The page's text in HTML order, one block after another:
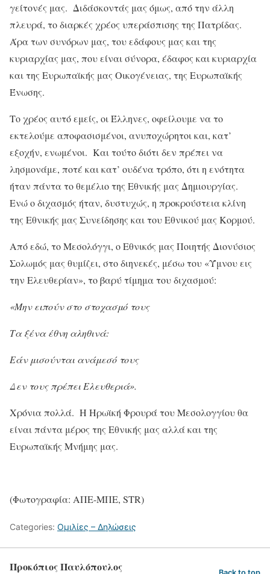
γείτονές μας. Διδάσκοντάς μας όμως, από την άλλη
πλευρά, το διαρκές χρέος υπεράσπισης της Πατρίδας.
Άρα των συνόρων μας, του εδάφους μας και της
κυριαρχίας μας, που είναι σύνορα, έδαφος και κυριαρχία
και της Ευρωπαϊκής μας Οικογένειας, της Ευρωπαϊκής
Ένωσης.
Το χρέος αυτό εμείς, οι Έλληνες, οφείλουμε να το
εκτελούμε αποφασισμένοι, ανυποχώρητοι και, κατ’
εξοχήν, ενωμένοι. Και τούτο διότι δεν πρέπει να
λησμονάμε, ποτέ και κατ’ ουδένα τρόπο, ότι η ενότητα
ήταν πάντα το θεμέλιο της Εθνικής μας Δημιουργίας.
Ενώ ο διχασμός ήταν, δυστυχώς, η προκρούστεια κλίνη
της Εθνικής μας Συνείδησης και του Εθνικού μας Κορμού.
Από εδώ, το Μεσολόγγι, ο Εθνικός μας Ποιητής Διονύσιος
Σολωμός μας θυμίζει, στο διηνεκές, μέσω του «Ύμνου εις
την Ελευθερίαν», το βαρύ τίμημα του διχασμού:
«Μην ειπούν στο στοχασμό τους
Τα ξένα έθνη αληθινά:
Εάν μισούνται ανάμεσό τους
Δεν τους πρέπει Ελευθεριά».
Χρόνια πολλά. Η Ηρωϊκή Φρουρά του Μεσολογγίου θα
είναι πάντα μέρος της Εθνικής μας αλλά και της
Ευρωπαϊκής Μνήμης μας.
(Φωτογραφία: ΑΠΕ-ΜΠΕ, STR)
Categories: Ομιλίες – Δηλώσεις
Προκόπιος Παυλόπουλος